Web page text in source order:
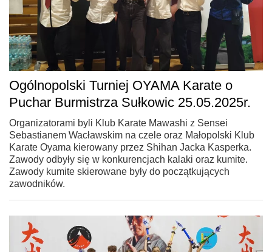
Ogólnopolski Turniej OYAMA Karate o
Puchar Burmistrza Sułkowic 25.05.2025r.
Organizatorami byli Klub Karate Mawashi z Sensei
Sebastianem Wacławskim na czele oraz Małopolski Klub
Karate Oyama kierowany przez Shihan Jacka Kasperka.
Zawody odbyły się w konkurencjach kalaki oraz kumite.
Zawody kumite skierowane były do początkujących
zawodników.